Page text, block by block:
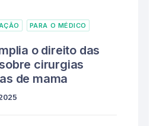
PARA O MÉDICO
o direito das
cirurgias
de mama